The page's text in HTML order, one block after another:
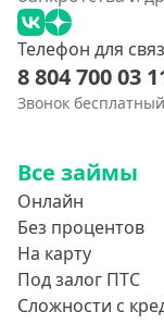
Телефон для
8 804 700 03
Звонок бесплатный
Все займы
Онлайн
Без процентов
На карту
Под залог ПТС
Сложности с